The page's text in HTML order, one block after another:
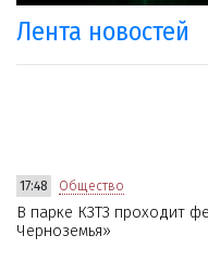
Лента новостей
17:48 Общество
В парке КЗТЗ проходит
Черноземья»